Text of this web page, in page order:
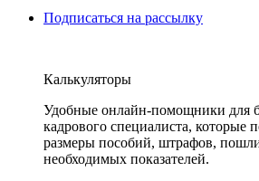
Подписаться на рассылку
Калькуляторы
Удобные онлайн-помощники для
кадрового специалиста, которые
размеры пособий, штрафов,
необходимых показателей.